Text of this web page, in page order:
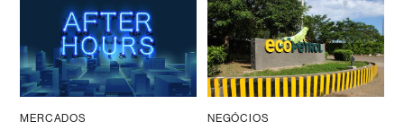
MERCADOS NEGÓCIOS